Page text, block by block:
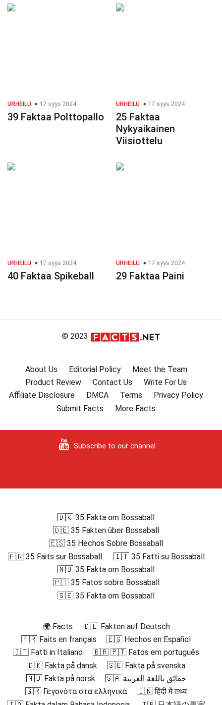
URHEILU 17 syys 2024
39 Faktaa Polttopallo
URHEILU 17 syys 2024
25 Faktaa
Nykyaikainen
Viisiottelu
URHEILU 17 syys 2024
40 Faktaa Spikeball
URHEILU 17 syys 2024
29 Faktaa Paini
© 2023
About Us Editorial Policy
Meet the Team
Product Review
Contact Us
Write For Us
Affiliate Disclosure
DMCA Terms
Privacy Policy
Submit Facts
More Facts
Subscribe to our channel
🇩🇰 35 Fakta om Bossaball
🇩🇪 35 Fakten über Bossaball
🇪🇸 35 Hechos Sobre Bossaball
🇫🇷 35 Faits sur Bossaball
🇮🇹 35 Fatti su Bossaball
🇳🇴 35 Fakta om Bossaball
🇵🇹 35 Fatos sobre Bossaball
🇸🇪 35 Fakta om Bossaball
🌍 Facts
🇩🇪 Fakten auf Deutsch
🇫🇷 Faits en français
🇪🇸 Hechos en Español
🇮🇹 Fatti in Italiano
🇧🇷 🇵🇹 Fatos em português
🇩🇰 Fakta på dansk
🇸🇪 Fakta på svenska
🇳🇴 Fakta på norsk
🇸🇦 حقائق باللغة العربية
🇬🇷 Γεγονότα στα ελληνικά
🇮🇳 हिंदी में तथ्य